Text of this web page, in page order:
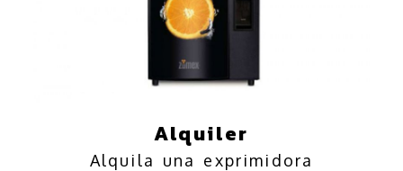
Alquiler
Alquila una exprimidora